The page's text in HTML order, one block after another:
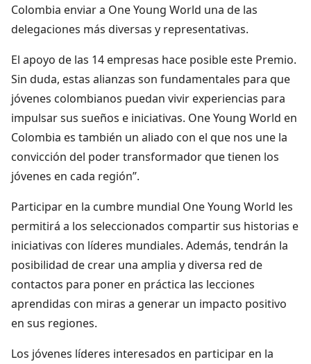
Colombia enviar a One Young World una de las
delegaciones más diversas y representativas.
El apoyo de las 14 empresas hace posible este Premio.
Sin duda, estas alianzas son fundamentales para que
jóvenes colombianos puedan vivir experiencias para
impulsar sus sueños e iniciativas. One Young World en
Colombia es también un aliado con el que nos une la
convicción del poder transformador que tienen los
jóvenes en cada región”.
Participar en la cumbre mundial One Young World les
permitirá a los seleccionados compartir sus historias e
iniciativas con líderes mundiales. Además, tendrán la
posibilidad de crear una amplia y diversa red de
contactos para poner en práctica las lecciones
aprendidas con miras a generar un impacto positivo
en sus regiones.
Los jóvenes líderes interesados en participar en la